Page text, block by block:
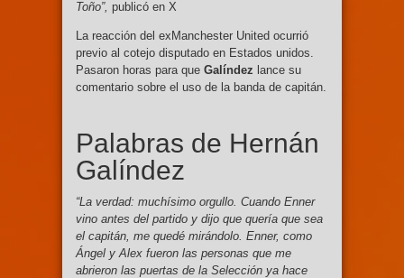
Toño”, publicó en X
La reacción del exManchester United ocurrió
previo al cotejo disputado en Estados unidos.
Pasaron horas para que Galíndez lance su
comentario sobre el uso de la banda de capitán.
Palabras de Hernán
Galíndez
“La verdad: muchísimo orgullo. Cuando Enner
vino antes del partido y dijo que quería que sea
el capitán, me quedé mirándolo. Enner, como
Ángel y Alex fueron las personas que me
abrieron las puertas de la Selección ya hace